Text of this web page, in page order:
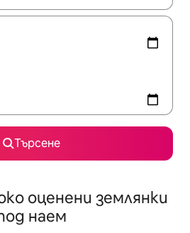
Търсене
оценени землянки
наем